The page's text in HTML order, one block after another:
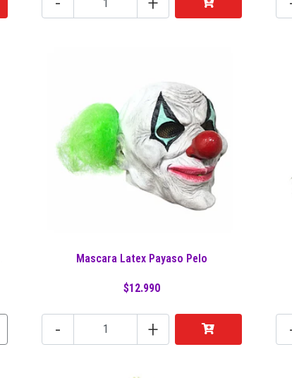
Mascara Latex Payaso Pelo
$12.990
- +